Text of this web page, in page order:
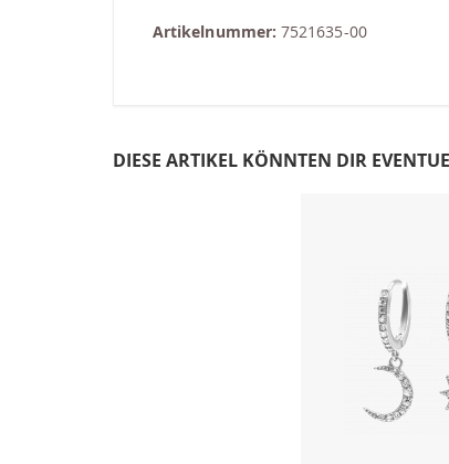
Artikelnummer: 7521635-00
DIESE ARTIKEL KÖNNTEN DIR